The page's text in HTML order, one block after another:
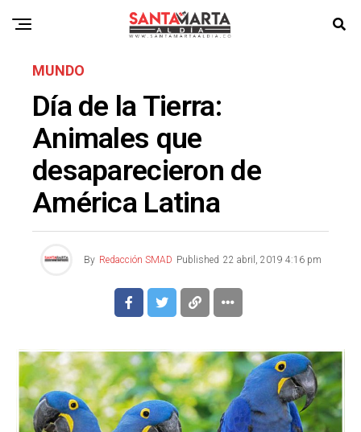
MUNDO
Día de la Tierra:
Animales que
desaparecieron de
América Latina
By Redacción SMAD Published 22 abril, 2019 4:16 pm